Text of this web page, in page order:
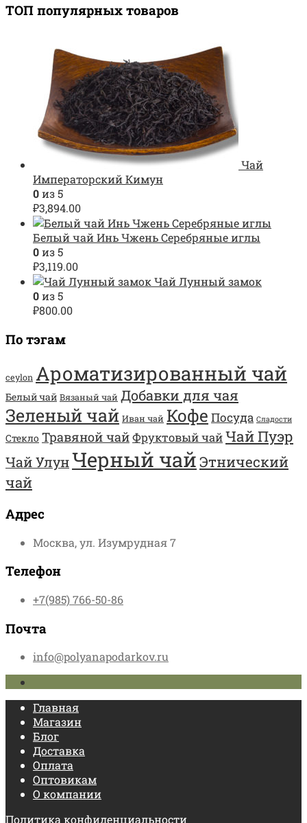
ТОП популярных товаров
Чай
Императорский Кимун
0из 5
₽3,894.00
Белый чай Инь Чжень Серебряные иглы
0из 5
₽3,119.00
Чай Лунный замок
0из 5
₽800.00
По тэгам
ceylon Ароматизированный чай
Белый чай Вязаный чай Добавки для чая
Зеленый чай Иван чай Кофе Посуда Сладости
Стекло Травяной чайФруктовый чайЧай Пуэр
Чай УлунЧерный чайЭтнический
чай
Адрес
Москва, ул. Изумрудная 7
Телефон
+7(985) 766-50-86
Почта
info@polyanapodarkov.ru
Главная
Магазин
Блог
Доставка
Оплата
Оптовикам
О компании
Политика конфиденциальности